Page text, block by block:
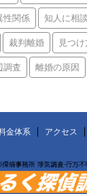
性関係 知人に相談
裁判離婚 見つ
調査 離婚の原因
金体系 アクセス